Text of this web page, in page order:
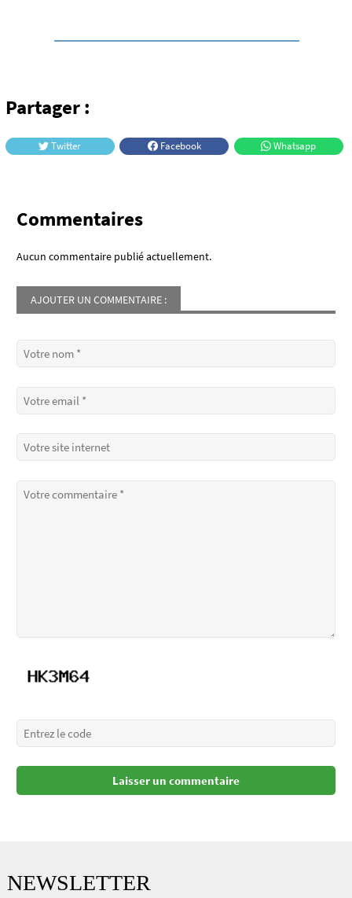
Partager :
Twitter Facebook Whatsapp
Commentaires
Aucun commentaire publié actuellement.
AJOUTER UN COMMENTAIRE :
NEWSLETTER